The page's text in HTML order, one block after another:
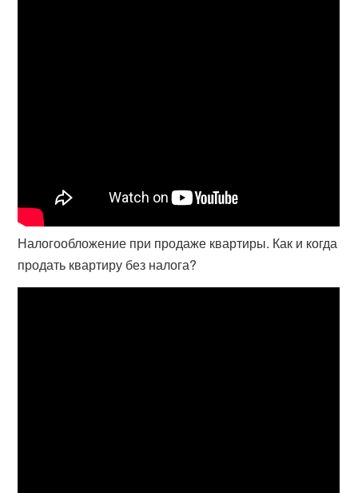
Налогообложение при продаже квартиры. Как и когда
продать квартиру без налога?